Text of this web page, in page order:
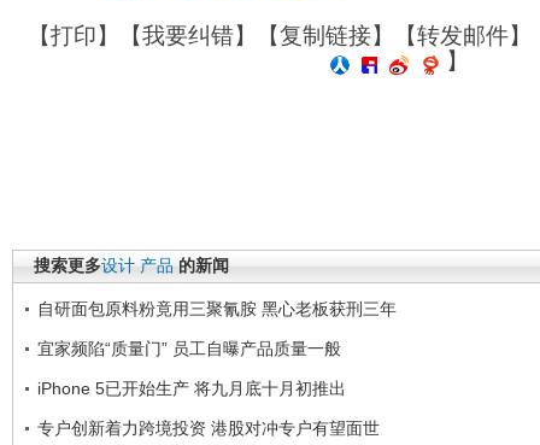
【打印】【我要纠错】【复制链接】【转发邮件】
】
搜索更多设计 产品 的新闻
自研面包原料粉竟用三聚氰胺 黑心老板获刑三年
宜家频陷“质量门” 员工自曝产品质量一般
iPhone 5已开始生产 将九月底十月初推出
专户创新着力跨境投资 港股对冲专户有望面世